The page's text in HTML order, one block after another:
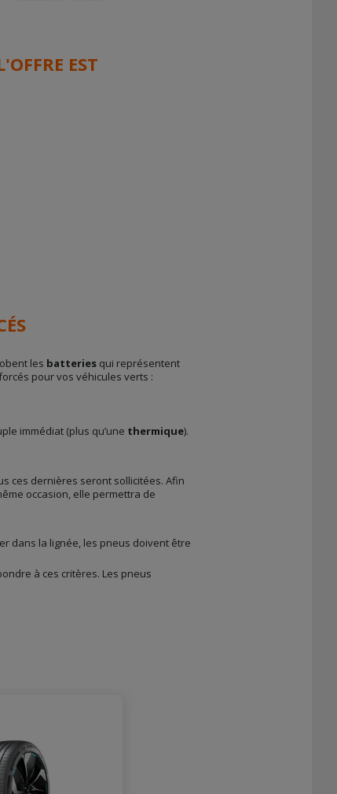
EST
les batteries qui représentent
pour vos véhicules verts :
immédiat (plus qu’une thermique).
ces dernières seront sollicitées. Afin
occasion, elle permettra de
dans la lignée, les pneus doivent être
à ces critères. Les pneus